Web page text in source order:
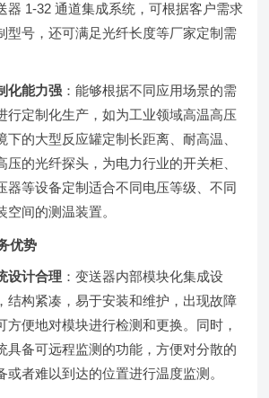
器 1-32 通道集成系统，可根据客户需求
型号，还可满足光纤长度等厂家定制需
化能力强 ：能够根据不同应用场景的需
行定制化生产，如为工业领域高温高压
下的大型反应罐定制长距离、耐高温、
压的光纤探头，为电力行业的开关柜、
器等设备定制适合不同电压等级、不同
空间的测温装置。
优势
设计合理 ：变送器内部模块化集成设
结构紧凑，易于安装和维护，出现故障
方便地对模块进行检测和更换。同时，
具备可远程监测的功能，方便对分散的
或者难以到达的位置进行温度监测。